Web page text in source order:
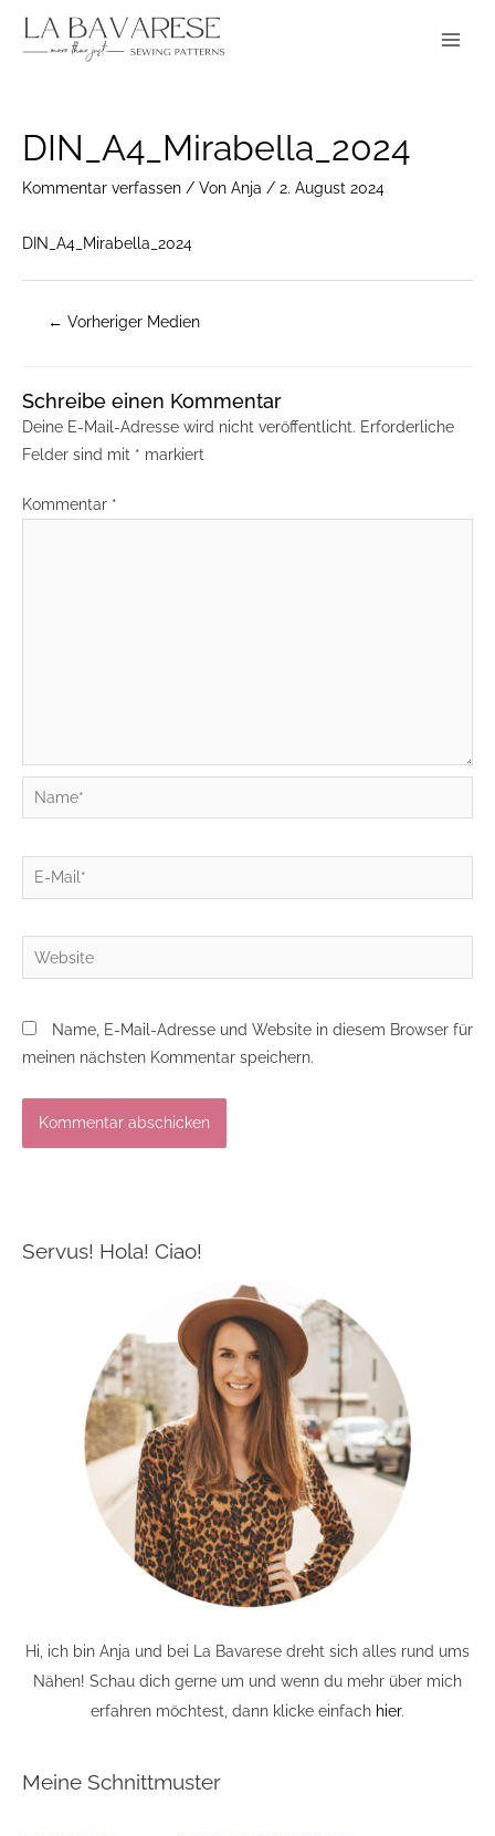
Inhalt
DIN_A4_Mirabella_2024
Kommentar verfassen / Von Anja / 2. August 2024
DIN_A4_Mirabella_2024
navigation
← Vorheriger Medien
Schreibe einen Kommentar
Deine E-Mail-Adresse wird nicht veröffentlicht. Erforderliche
Felder sind mit * markiert
Kommentar *
Name*
E-
Mail*
Website
Name, E-Mail-Adresse und Website in diesem Browser für
meinen nächsten Kommentar speichern.
Servus! Hola! Ciao!
Hi, ich bin Anja und bei La Bavarese dreht sich alles rund ums
Nähen! Schau dich gerne um und wenn du mehr über mich
erfahren möchtest, dann klicke einfach hier.
Meine Schnittmuster